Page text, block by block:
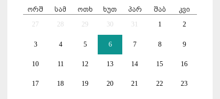
ორშ სამ ოთხ ხუთ პარ შაბ კვი
27 28 29 30 31 1 2
3 4 5 6 7 8 9
10 11 12 13 14 15 16
17 18 19 20 21 22 23